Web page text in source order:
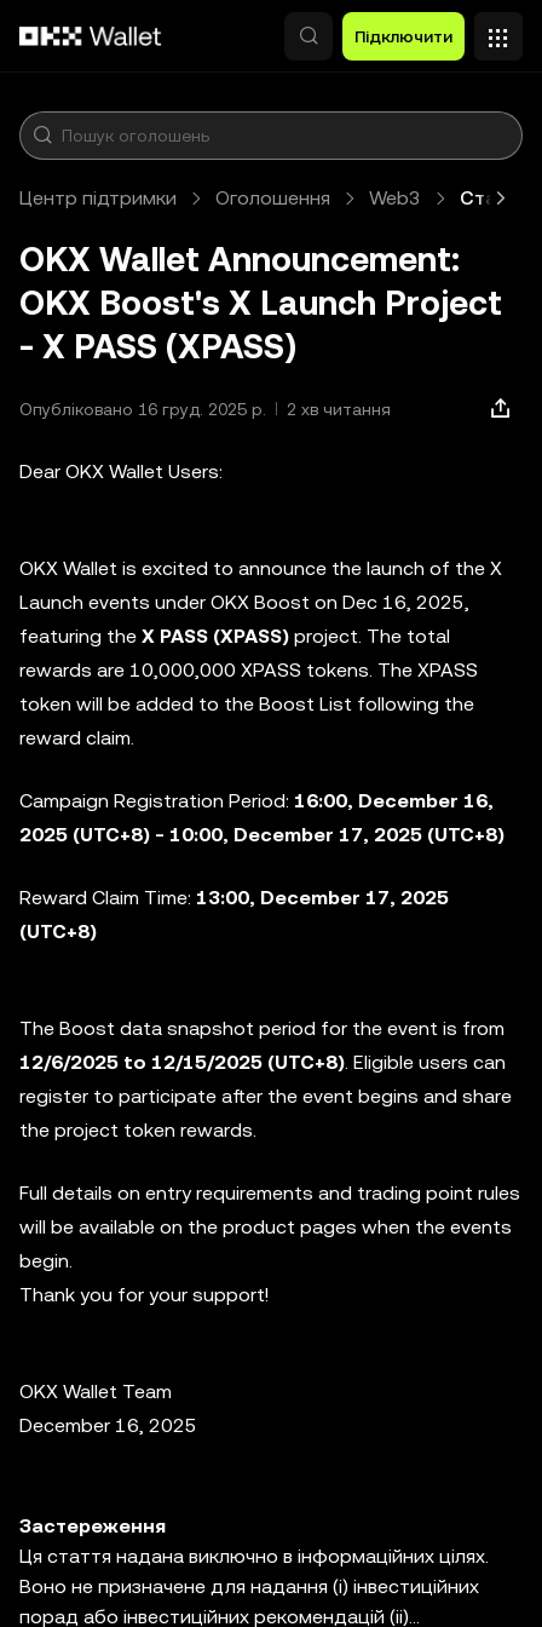
Підключити
Центр підтримки Оголошення Web3 Стаття
OKX Wallet Announcement:
OKX Boost's X Launch Project
- X PASS (XPASS)
Опубліковано 16 груд. 2025 р. 2 хв читання
Dear OKX Wallet Users:
OKX Wallet is excited to announce the launch of the X
Launch events under OKX Boost on Dec 16, 2025,
featuring the X PASS (XPASS) project. The total
rewards are 10,000,000 XPASS tokens. The XPASS
token will be added to the Boost List following the
reward claim.
Campaign Registration Period: 16:00, December 16,
2025 (UTC+8) - 10:00, December 17, 2025 (UTC+8)
Reward Claim Time: 13:00, December 17, 2025
(UTC+8)
The Boost data snapshot period for the event is from
12/6/2025 to 12/15/2025 (UTC+8). Eligible users can
register to participate after the event begins and share
the project token rewards.
Full details on entry requirements and trading point rules
will be available on the product pages when the events
begin.
Thank you for your support!
OKX Wallet Team
December 16, 2025
Застереження
Ця стаття надана виключно в інформаційних цілях.
Воно не призначене для надання (i) інвестиційних
порад або інвестиційних рекомендацій (ii)